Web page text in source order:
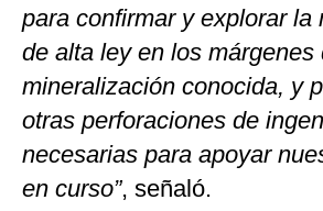
para confirmar y explorar la
de alta ley en los márgenes
mineralización conocida, y
otras perforaciones de
necesarias para apoyar
en curso”, señaló.